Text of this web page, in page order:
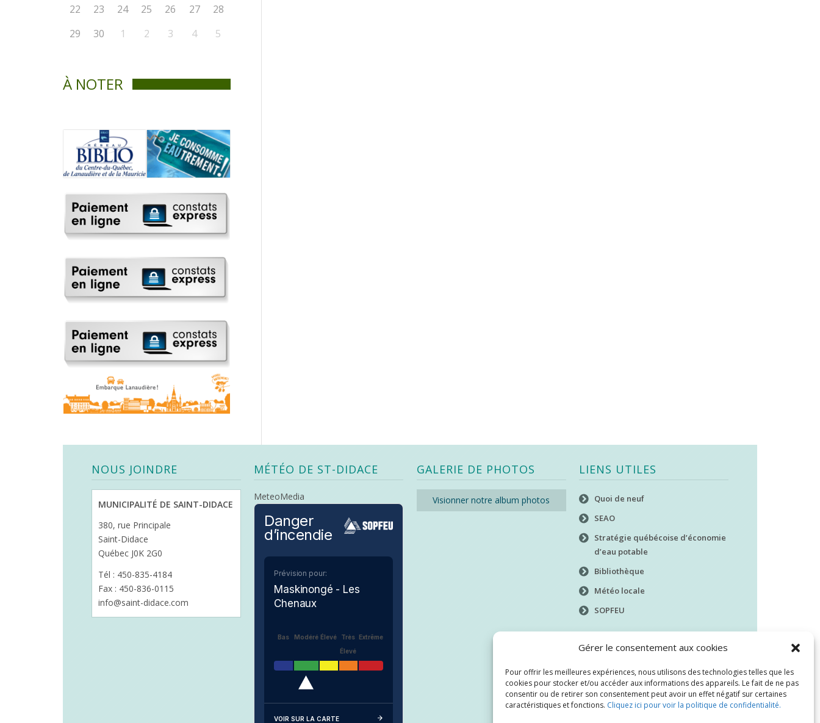
Gérer le consentement aux cookies
Pour offrir les meilleures expériences, nous utilisons des technologies telles que les
cookies pour stocker et/ou accéder aux informations des appareils. Le fait de ne pas
consentir ou de retirer son consentement peut avoir un effet négatif sur certaines
caractéristiques et fonctions. Cliquez ici pour voir la politique de confidentialité.
22
23 24 25 26 27
28
29
30 1 2 3 4 5
À NOTER
NOUS JOINDRE
MUNICIPALITÉ DE SAINT-DIDACE
380, rue Principale
Saint-Didace
Québec J0K 2G0
Tél : 450-835-4184
Fax : 450-836-0115
info@saint-didace.com
MÉTÉO DE ST-DIDACE
MeteoMedia
Danger
d’incendie
Prévision pour:
Maskinongé - Les
Chenaux
Bas Modéré Élevé
Très
Élevé
Extrême
VOIR SUR LA CARTE
GALERIE DE PHOTOS
Visionner notre album photos
LIENS UTILES
Quoi de neuf
SEAO
Stratégie québécoise d’économie
d’eau potable
Bibliothèque
Météo locale
SOPFEU